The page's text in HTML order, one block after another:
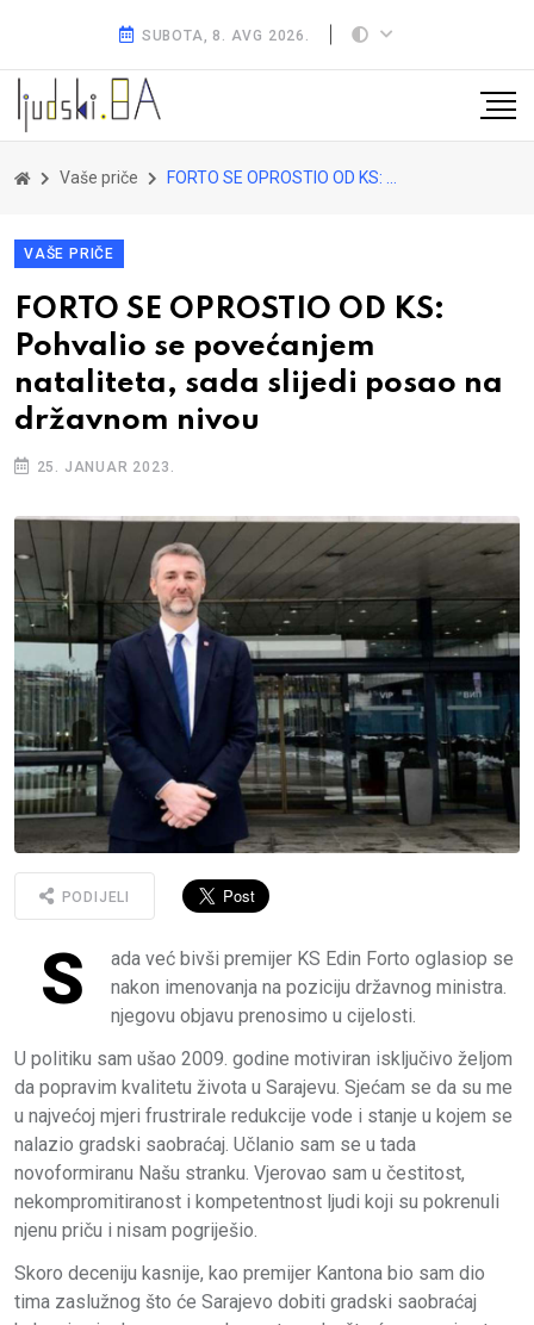
SUBOTA, 8. AVG 2026.
Vaše priče FORTO SE OPROSTIO OD KS: Pohvalio se povećanjem nataliteta, sada slijedi posao na državnom nivou
VAŠE PRIČE
FORTO SE OPROSTIO OD KS:
Pohvalio se povećanjem
nataliteta, sada slijedi posao na
državnom nivou
25. JANUAR 2023.
PODIJELI
S
ada već bivši premijer KS Edin Forto oglasiop se
nakon imenovanja na poziciju državnog ministra.
njegovu objavu prenosimo u cijelosti.
U politiku sam ušao 2009. godine motiviran isključivo željom
da popravim kvalitetu života u Sarajevu. Sjećam se da su me
u najvećoj mjeri frustrirale redukcije vode i stanje u kojem se
nalazio gradski saobraćaj. Učlanio sam se u tada
novoformiranu Našu stranku. Vjerovao sam u čestitost,
nekompromitiranost i kompetentnost ljudi koji su pokrenuli
njenu priču i nisam pogriješio.
Skoro deceniju kasnije, kao premijer Kantona bio sam dio
tima zaslužnog što će Sarajevo dobiti gradski saobraćaj